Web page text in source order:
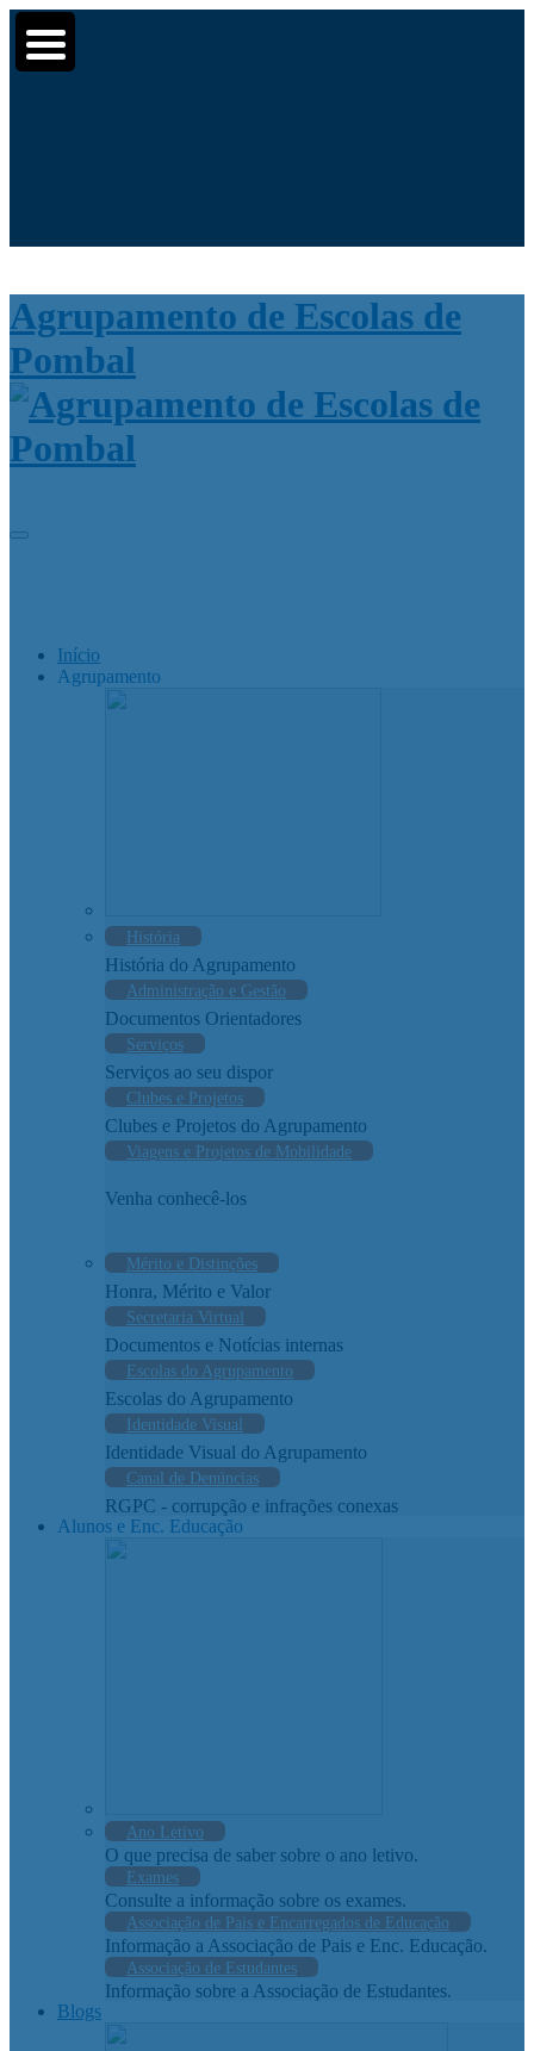
for:
Agrupamento de Escolas de
Pombal
Início
Agrupamento
História
História do Agrupamento
Administração e Gestão
Documentos Orientadores
Serviços
Serviços ao seu dispor
Clubes e Projetos
Clubes e Projetos do Agrupamento
Viagens e Projetos de Mobilidade
Venha conhecê-los
Mérito e Distinções
Honra, Mérito e Valor
Secretaria Virtual
Documentos e Notícias internas
Escolas do Agrupamento
Escolas do Agrupamento
Identidade Visual
Identidade Visual do Agrupamento
Canal de Denúncias
RGPC - corrupção e infrações conexas
Alunos e Enc. Educação
Ano Letivo
O que precisa de saber sobre o ano letivo.
Exames
Consulte a informação sobre os exames.
Associação de Pais e Encarregados de Educação
Informação a Associação de Pais e Enc. Educação.
Associação de Estudantes
Informação sobre a Associação de Estudantes.
Blogs
▼